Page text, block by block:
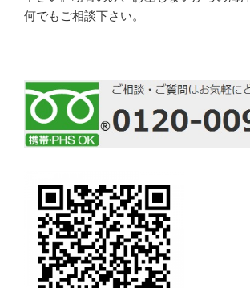
何でもご相談下さい。